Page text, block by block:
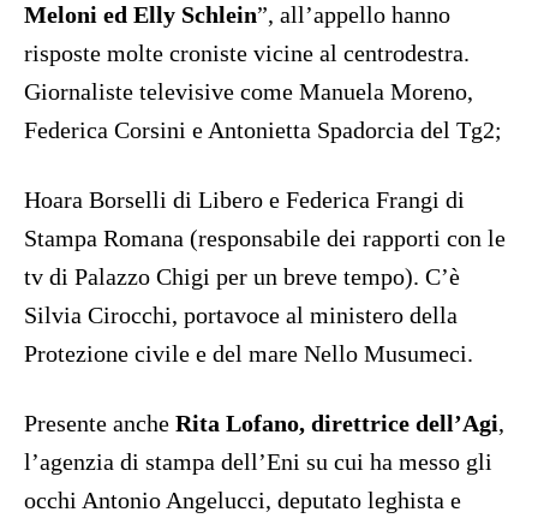
Meloni ed Elly Schlein”, all’appello hanno
risposte molte croniste vicine al centrodestra.
Giornaliste televisive come Manuela Moreno,
Federica Corsini e Antonietta Spadorcia del Tg2;
Hoara Borselli di Libero e Federica Frangi di
Stampa Romana (responsabile dei rapporti con le
tv di Palazzo Chigi per un breve tempo). C’è
Silvia Cirocchi, portavoce al ministero della
Protezione civile e del mare Nello Musumeci.
Presente anche Rita Lofano, direttrice dell’Agi,
l’agenzia di stampa dell’Eni su cui ha messo gli
occhi Antonio Angelucci, deputato leghista e